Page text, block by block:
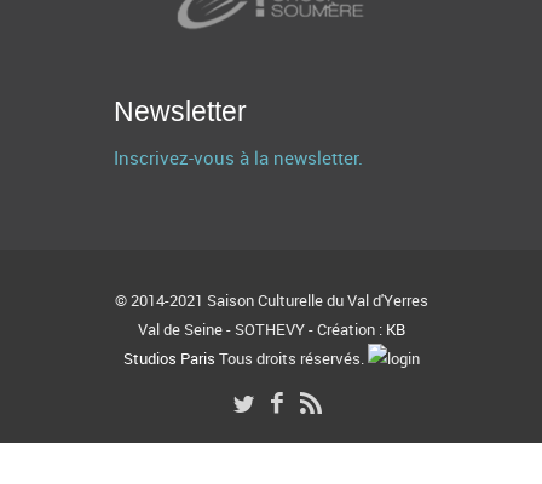
Newsletter
Inscrivez-vous à la newsletter.
© 2014-2021 Saison Culturelle du Val d'Yerres
Val de Seine - SOTHEVY - Création : KB
Studios Paris Tous droits réservés.